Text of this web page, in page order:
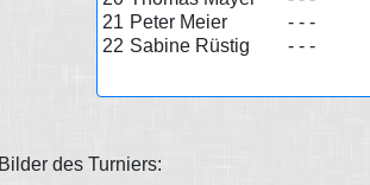
21 Peter Meier - - -
22 Sabine Rüstig - - -
des Turniers: